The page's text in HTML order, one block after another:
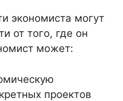
экономиста могут
от того, где он
может:
проектов